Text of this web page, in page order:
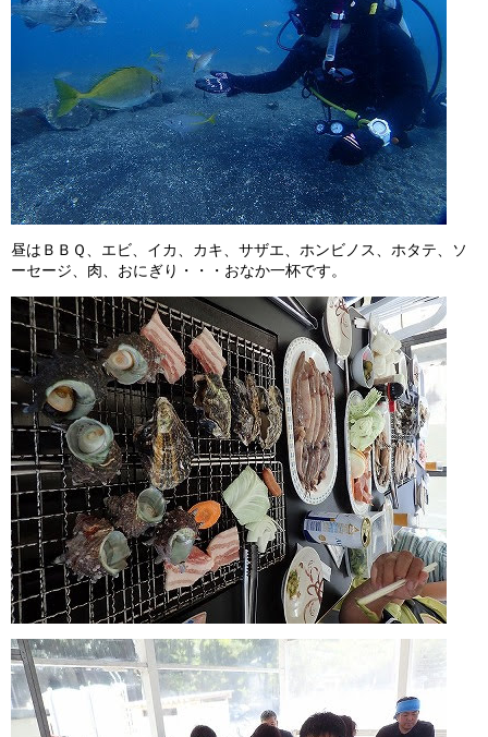
昼はＢＢＱ、エビ、イカ、カキ、サザエ、ホンビノス、ホタテ、ソ
ーセージ、肉、おにぎり・・・おなか一杯です。